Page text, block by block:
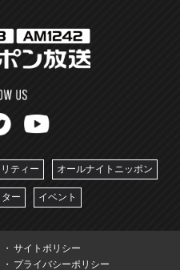
ティー オールナイトニッポン
ー イベント
サイトポリシー
プライバシーポリシー